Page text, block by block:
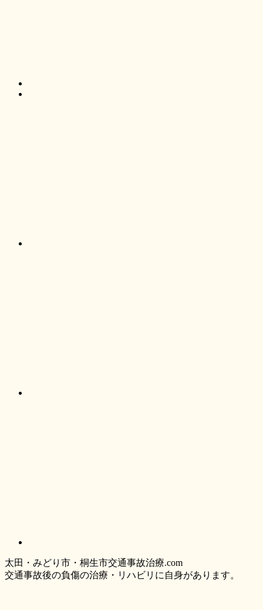
太田・ みどり 市・ 桐生市交通事故治療.com
交通事故後の負傷の治療・リハビリに自身があります。